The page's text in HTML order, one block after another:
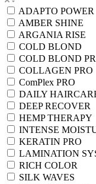
ADAPTO POWER
AMBER SHINE
ARGANIA RISE
COLD BLOND
COLD BLOND
COLLAGEN PRO
ComPlex PRO
DAILY
DEEP RECOVER
HEMP THERAPY
INTENSE
KERATIN PRO
LAMINATION
RICH COLOR
SILK WAVES